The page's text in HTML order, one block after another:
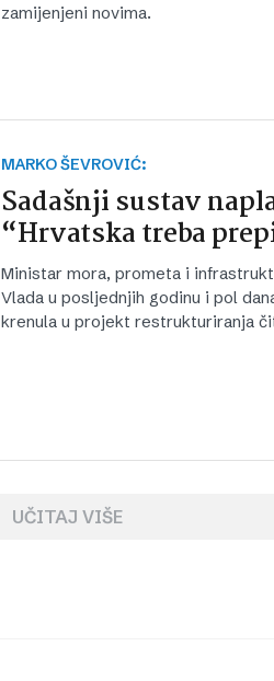
zamijenjeni novima.
MARKO ŠEVROVIĆ:
Sadašnji sustav
“Hrvatska treba
Ministar mora, prometa i
Vlada u posljednjih godinu i pol
krenula u projekt restrukturiranja
UČITAJ VIŠE